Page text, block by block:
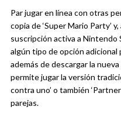
Par jugar en línea con otras
copia de ‘Super Mario Party’
suscripción activa a Nintendo
algún tipo de opción adicional
además de descargar la
permite jugar la versión
contra uno’ o también
parejas.